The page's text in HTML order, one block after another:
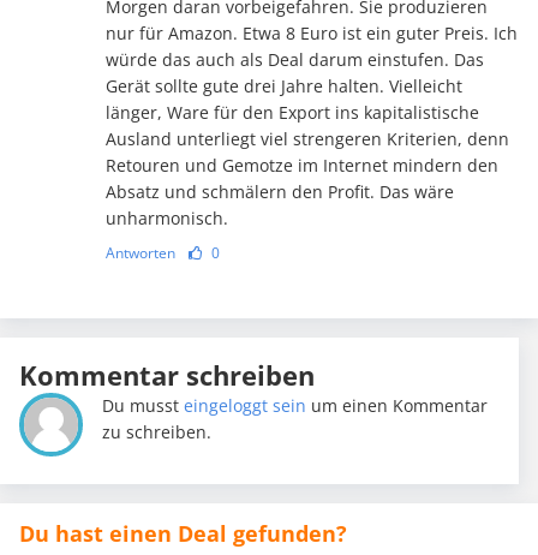
Morgen daran vorbeigefahren. Sie produzieren
nur für Amazon. Etwa 8 Euro ist ein guter Preis. Ich
würde das auch als Deal darum einstufen. Das
Gerät sollte gute drei Jahre halten. Vielleicht
länger, Ware für den Export ins kapitalistische
Ausland unterliegt viel strengeren Kriterien, denn
Retouren und Gemotze im Internet mindern den
Absatz und schmälern den Profit. Das wäre
unharmonisch.
Antworten 0
Kommentar schreiben
Du mussteingeloggt sein um einen Kommentar
zu schreiben.
Du hast einen Deal gefunden?